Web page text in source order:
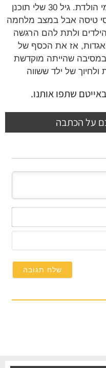
מפיקה לילדים בכל הארץ את הימי הולדת. גיל 30 שלי תוכנן
טיסה אבל במצב מלחמה
ולתת להם הרגשה
אז את הכסף של
שהייתה מוקדשת
של ילד ששווה
שתפו אותנו.
הכתבה